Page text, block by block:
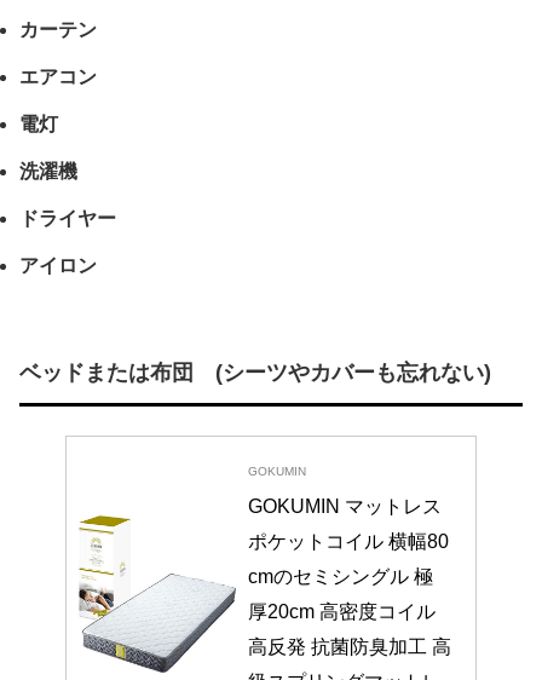
カーテン
エアコン
電灯
洗濯機
ドライヤー
アイロン
ベッドまたは布団 (シーツやカバーも忘れない)
GOKUMIN
GOKUMIN マットレス
ポケットコイル 横幅80
cmのセミシングル 極
厚20cm 高密度コイル
高反発 抗菌防臭加工 高